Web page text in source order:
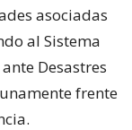
asociadas
al Sistema
Desastres
frente